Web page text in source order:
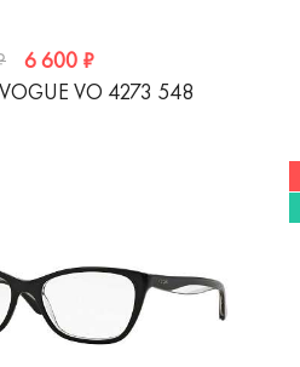
6 600 ₽
VO 4273 548